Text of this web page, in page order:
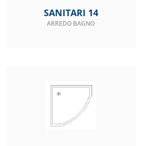
SANITARI 14
ARREDO BAGNO